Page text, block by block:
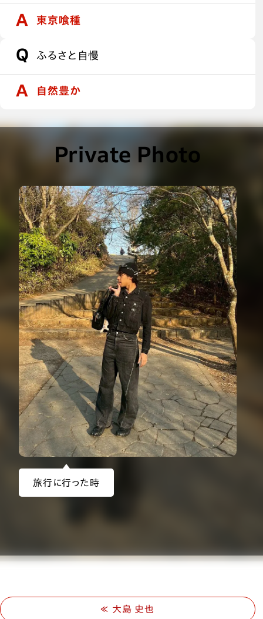
東京喰種
ふるさと自慢
自然豊か
Private Photo
旅行に行った時
大島 史也